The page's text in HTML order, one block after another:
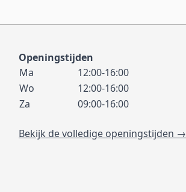
Openingstijden
Ma
12:00-16:00
Wo
12:00-16:00
Za
09:00-16:00
Bekijk de volledige openingstijden →